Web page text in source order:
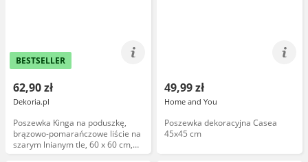
BESTSELLER
62,90 zł
Dekoria.pl
Poszewka Kinga na poduszkę,
brązowo-pomarańczowe liście na
szarym lnianym tle, 60 x 60 cm,
Gardenia
49,99 zł
Home and You
Poszewka dekoracyjna Casea
45x45 cm